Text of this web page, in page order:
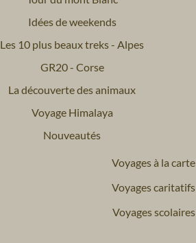
Idées de weekends
Les 10 plus beaux treks - Alpes
GR20 - Corse
La découverte des animaux
Voyage Himalaya
Nouveautés
Voyages à la carte
Voyages caritatifs
Voyages scolaires